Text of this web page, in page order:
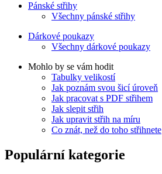
Pánské střihy
Všechny pánské střihy
Dárkové poukazy
Všechny dárkové poukazy
Mohlo by se vám hodit
Tabulky velikostí
Jak poznám svou šicí úroveň
Jak pracovat s PDF střihem
Jak slepit střih
Jak upravit střih na míru
Co znát, než do toho střihnete
Populární kategorie